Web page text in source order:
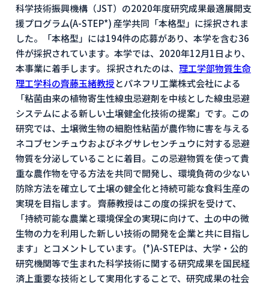
科学技術振興機構（JST）の2020年度研究成果最適展開支
援プログラム(A-STEP*) 産学共同「本格型」に採択されま
した。「本格型」には194件の応募があり、本学を含む36
件が採択されています。本学では、2020年12月1日より、
本事業に着手します。 採択されたのは、 理工学部物質生命
理工学科の齊藤玉緒教授とパネフリ工業株式会社による
「粘菌由来の植物寄生性線虫忌避剤を中核とした線虫忌避
システムによる新しい土壌健全化技術の提案」です。この
研究では、土壌微生物の細胞性粘菌が農作物に害を与える
ネコブセンチュウおよびネグサレセンチュウに対する忌避
物質を分泌していることに着目。この忌避物質を使って貴
重な農作物を守る方法を共同で開発し、環境負荷の少ない
防除方法を確立して土壌の健全化と持続可能な食料生産の
実現を目指します。 齊藤教授はこの度の採択を受けて、
「持続可能な農業と環境保全の実現に向けて、土の中の微
生物の力を利用した新しい技術の開発を企業と共に目指し
ます」とコメントしています。 (*)A-STEPは、大学・公的
研究機関等で生まれた科学技術に関する研究成果を国⺠経
済上重要な技術として実用化することで、研究成果の社会